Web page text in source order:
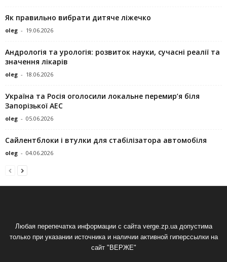
Як правильно вибрати дитяче ліжечко
oleg - 19.06.2026
Андрологія та урологія: розвиток науки, сучасні реалії та
значення лікарів
oleg - 18.06.2026
Україна та Росія оголосили локальне перемир’я біля
Запорізької АЕС
oleg - 05.06.2026
Сайлентблоки і втулки для стабілізатора автомобіля
oleg - 04.06.2026
Любая перепечатка информации с сайта verge.zp.ua допустима
только при указании источника и наличии активной гиперссылки на
сайт "ВЕРЖЕ"